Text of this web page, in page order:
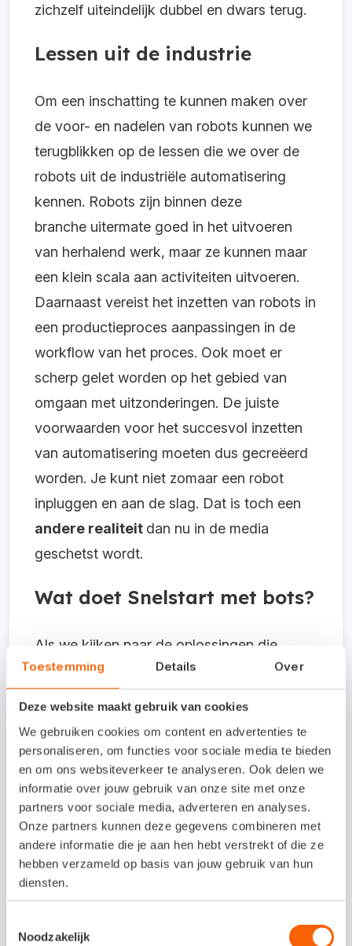
Toestemming Details Over
Deze website maakt gebruik van cookies
We gebruiken cookies om content en advertenties te
personaliseren, om functies voor sociale media te bieden
en om ons websiteverkeer te analyseren. Ook delen we
informatie over jouw gebruik van onze site met onze
partners voor sociale media, adverteren en analyses.
Onze partners kunnen deze gegevens combineren met
andere informatie die je aan hen hebt verstrekt of die ze
hebben verzameld op basis van jouw gebruik van hun
diensten.
Noodzakelijk
zichzelf uiteindelijk dubbel en dwars terug.
Lessen uit de industrie
Om een inschatting te kunnen maken over
de voor- en nadelen van robots kunnen we
terugblikken op de lessen die we over de
robots uit de industriële automatisering
kennen. Robots zijn binnen deze
branche uitermate goed in het uitvoeren
van herhalend werk, maar ze kunnen maar
een klein scala aan activiteiten uitvoeren.
Daarnaast vereist het inzetten van robots in
een productieproces aanpassingen in de
workflow van het proces. Ook moet er
scherp gelet worden op het gebied van
omgaan met uitzonderingen. De juiste
voorwaarden voor het succesvol inzetten
van automatisering moeten dus gecreëerd
worden. Je kunt niet zomaar een robot
inpluggen en aan de slag. Dat is toch een
andere realiteit dan nu in de media
geschetst wordt.
Wat doet Snelstart met bots?
Als we kijken naar de oplossingen die
Snelstart het afgelopen jaar heeft gebouwd,
kunnen we eenaantal features
inlezen van bankafschriften, de koppeling
aan het e-facturatie netwerk en het
matchen van bankafschriften (met een
nieuwe module voor het maken van
voorkeursboekingen) zijn functionaliteiten
die we allemaal als 'bot' zouden kunnen